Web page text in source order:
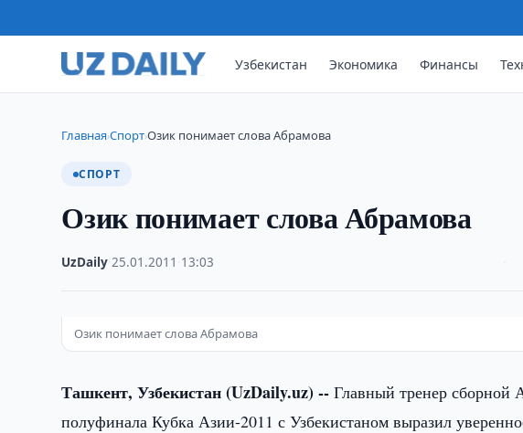
Узбекистан Экономика Финансы
Главная›Спорт›Озик понимает слова Абрамова
СПОРТ
Озик понимает слова Абрамова
UzDaily ·25.01.2011 13:03
Озик понимает слова Абрамова
Ташкент, Узбекистан (UzDaily.uz) -- Главный тренер сборной
полуфинала Кубка Азии-2011 с Узбекистаном выразил